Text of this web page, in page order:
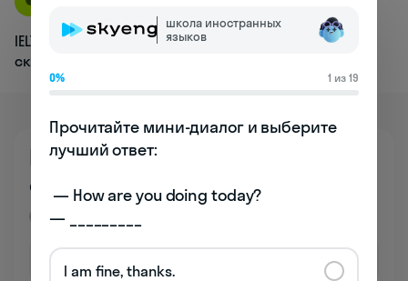
IELTS Speaking: что говорить, если
сказать нечего
Познакомьтесь
со школой бесплатно
школа иностранных
языков
0% 1 из 19
Прочитайте мини-диалог и выберите
лучший ответ:
— _________
I am fine, thanks.